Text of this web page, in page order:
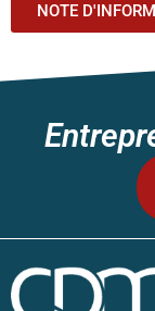
NOTE